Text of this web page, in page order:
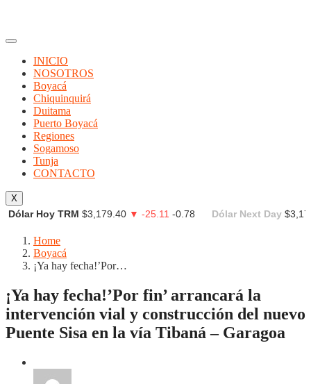
INICIO
NOSOTROS
Boyacá
Chiquinquirá
Duitama
Puerto Boyacá
Regiones
Sogamoso
Tunja
CONTACTO
X
Dólar Hoy TRM $3,179.40 ▼ -25.11 -0.78 Dólar Next Day
Home
Boyacá
¡Ya hay fecha!’Por…
¡Ya hay fecha!’Por fin’ arrancará la
intervención vial y construcción del nuevo
Puente Sisa en la vía Tibaná – Garagoa